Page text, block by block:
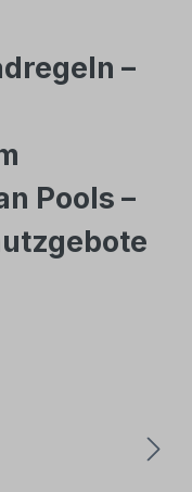
–
Pools –